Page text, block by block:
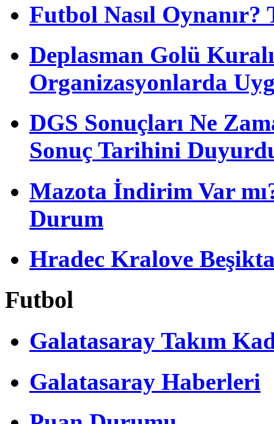
Futbol Nasıl
Deplasman Golü
Organizasyonlarda
DGS Sonuçları Ne
Sonuç Tarihini
Mazota İndirim Var
Durum
Hradec Kralove
Futbol
Galatasaray Takım
Galatasaray Haberleri